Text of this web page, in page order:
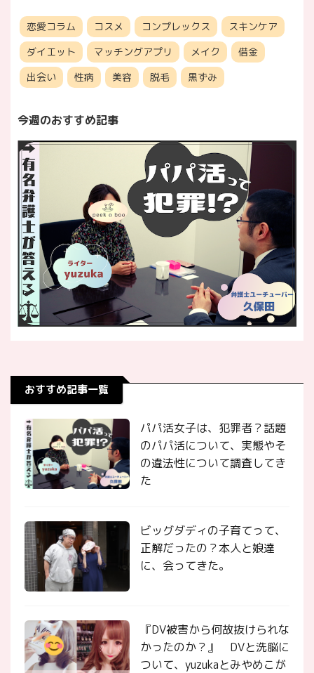
恋愛コラム コスメ コンプレックス
スキンケア
ダイエット
マッチングアプリ メイク
借金
出会い
性病 美容 脱毛 黒ずみ
今週のおすすめ記事
おすすめ記事一覧
パパ活女子は、犯罪者？話題
のパパ活について、実態やそ
の違法性について調査してき
た
ビッグダディの子育てって、
正解だったの？本人と娘達
に、会ってきた。
『DV被害から何故抜けられな
かったのか？』 DVと洗脳に
ついて、yuzukaとみやめこが